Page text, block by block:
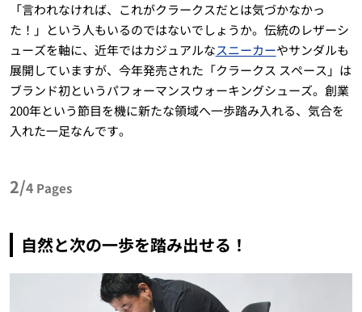
「言われなければ、これがクラークスだとは気づかなかっ
た！」という人もいるのではないでしょうか。伝統のレザーシ
ューズを軸に、近年ではカジュアルなスニーカーやサンダルも
展開していますが、今年発売された「クラークス スペース」は
ブランド初というパフォーマンスウォーキングシューズ。創業
200年という節目を機に新たな領域へ一歩踏み入れる、気合を
入れた一足なんです。
2/4 Pages
自然と次の一歩を踏み出せる！